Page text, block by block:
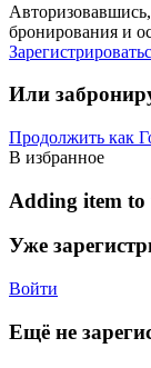
бронирования и
Или
Продолжить как
В избранное
Adding item to
Уже
Войти
Ещё не